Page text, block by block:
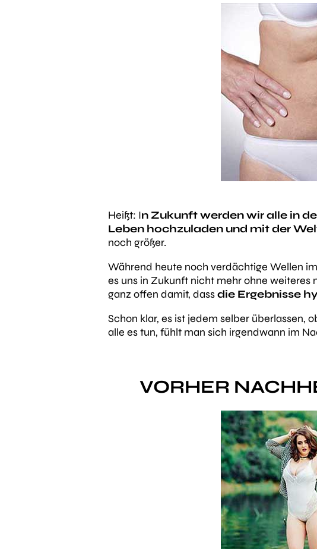
Heißt: In Zukunft werden wir alle in
Leben hochzuladen und mit der
noch größer.
Während heute noch verdächtige Wellen
es uns in Zukunft nicht mehr ohne
ganz offen damit, dassdie Ergebnisse
Schon klar, es ist jedem selber überlassen,
alle es tun, fühlt man sich irgendwann im
VORHER